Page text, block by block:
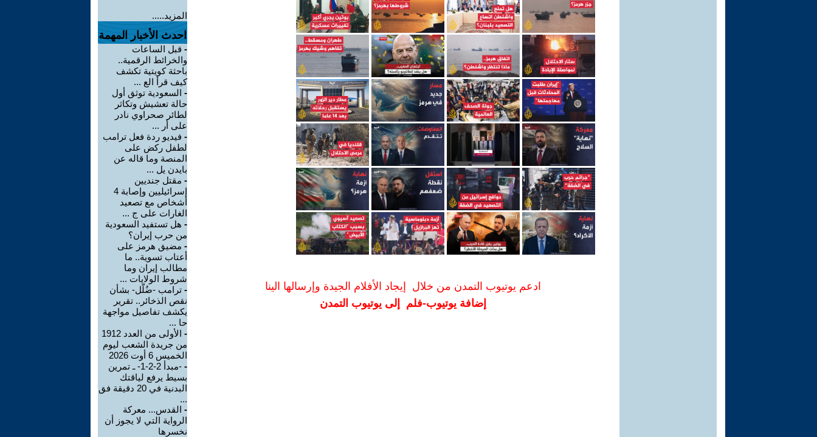
ادعم يوتيوب التمدن من خلال إيجاد الأفلام الجيدة وإرسالها الينا
إضافة يوتيوب-فلم إلى يوتيوب التمدن
المزيد.....
احدث الأخبار المهمة
- قبل الساعات
والخرائط الرقمية..
باحثة كويتية تكشف
كيف قرأ الع ...
- السعودية توثق أول
حالة تعشيش وتكاثر
لطائر صحراوي نادر
على أر ...
- فيديو ردة فعل ترامب
لطفل ركض على
المنصة وما قاله عن
بايدن يل ...
- مقتل جنديين
إسرائيليين وإصابة 4
أشخاص مع تصعيد
الغارات على ج ...
- هل تستفيد السعودية
من حرب إيران؟
- مضيق هرمز على
أعتاب تسوية.. ما
مطالب إيران وما
شروط الولايات ...
- ترامب -ضُلّل- بشأن
نقص الذخائر.. تقرير
يكشف تفاصيل مواجهة
حا ...
-
الأولى من العدد 1912
من جريدة الشعب ليوم
الخميس 6 أوت 2026
-
-مبدأ 2-2-1- ـ تمرين
بسيط يرفع لياقتك
البدنية في 20 دقيقة فق
...
- القدس... معركة
الرواية التي لا يجوز أن
نخسرها